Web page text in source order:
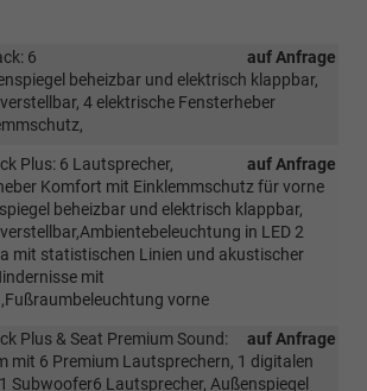
auf Anfrage
6
beheizbar und elektrisch klappbar,
4 elektrische Fensterheber
auf Anfrage
Plus: 6 Lautsprecher,
Komfort mit Einklemmschutz für vorne
beheizbar und elektrisch klappbar,
in LED 2
mit statistischen Linien und akustischer
mit
vorne
auf Anfrage
Plus & Seat Premium Sound:
mit 6 Premium Lautsprechern, 1 digitalen
Subwoofer6 Lautsprecher, Außenspiegel